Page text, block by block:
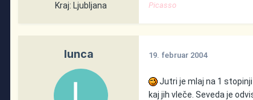
Kraj: Ljubljana Picasso
lunca 19. februar 2004
Jutri je mlaj na 1
kaj jih vleče. Seveda je